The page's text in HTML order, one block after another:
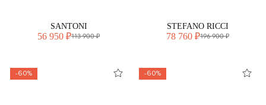
SANTONI
56 950 ₽113 900 ₽
STEFANO RICCI
78 760 ₽196 900 ₽
-60% -60%